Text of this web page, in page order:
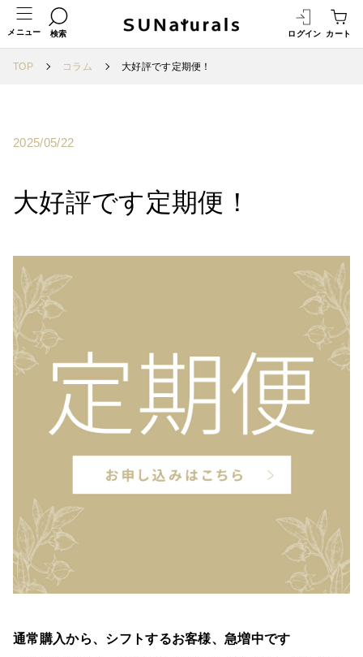
メニュー 検索 ログイン カート
TOP コラム 大好評です定期便！
2025/05/22
大好評です定期便！
通常購入から、シフトするお客様、急増中です